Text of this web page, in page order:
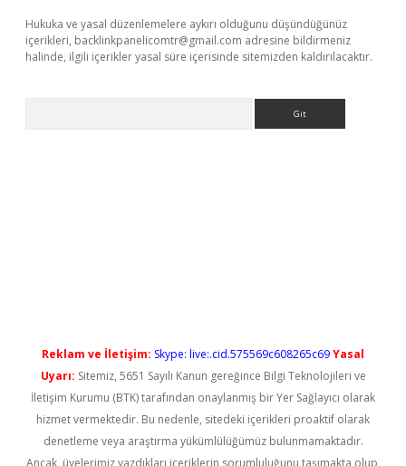
Hukuka ve yasal düzenlemelere aykırı olduğunu düşündüğünüz
içerikleri, backlinkpanelicomtr@gmail.com adresine bildirmeniz
halinde, ilgili içerikler yasal süre içerisinde sitemizden kaldırılacaktır.
Reklam ve İletişim: Skype: live:.cid.575569c608265c69Yasal
Uyarı: Sitemiz, 5651 Sayılı Kanun gereğince Bilgi Teknolojileri ve
İletişim Kurumu (BTK) tarafından onaylanmış bir Yer Sağlayıcı olarak
hizmet vermektedir. Bu nedenle, sitedeki içerikleri proaktif olarak
denetleme veya araştırma yükümlülüğümüz bulunmamaktadır.
Ancak, üyelerimiz yazdıkları içeriklerin sorumluluğunu taşımakta olup,